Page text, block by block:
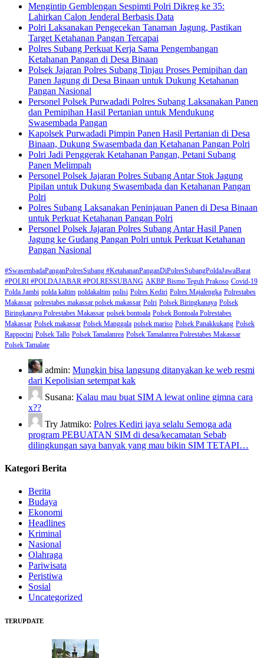
Mengintip Gemblengan Sespimti Polri Dikreg ke 35:
Lahirkan Calon Jenderal Berbasis Data
Polri Laksanakan Pengecekan Tanaman Jagung, Pastikan
Target Ketahanan Pangan Tercapai
Polres Subang Perkuat Kerja Sama Pengembangan
Ketahanan Pangan di Desa Binaan
Polsek Jajaran Polres Subang Tinjau Proses Pemipihan dan
Panen Jagung di Desa Binaan untuk Dukung Ketahanan
Pangan Nasional
Personel Polsek Purwadadi Polres Subang Laksanakan Panen
dan Pemipihan Hasil Pertanian untuk Mendukung
Swasembada Pangan
Kapolsek Purwadadi Pimpin Panen Hasil Pertanian di Desa
Binaan, Dukung Swasembada dan Ketahanan Pangan Polri
Polri Jadi Penggerak Ketahanan Pangan, Petani Subang
Panen Melimpah
Personel Polsek Jajaran Polres Subang Antar Stok Jagung
Pipilan untuk Dukung Swasembada dan Ketahanan Pangan
Polri
Polres Subang Laksanakan Peninjauan Panen di Desa Binaan
untuk Perkuat Ketahanan Pangan Polri
Personel Polsek Jajaran Polres Subang Antar Hasil Panen
Jagung ke Gudang Pangan Polri untuk Perkuat Ketahanan
Pangan Nasional
#SwasembadaPanganPolresSubang #KetahananPanganDiPolresSubangPoldaJawaBarat
#POLRI #POLDAJABAR #POLRESSUBANG AKBP Bismo Teguh Prakoso Covid-19
Polda Jambi polda kaltim poldakaltim polisi Polres Kediri Polres Majalengka Polrestabes
Makassar polrestabes makassar polsek makassar Polri Polsek Biringkanaya Polsek
Biringkanaya Polrestabes Makassar polsek bontoala Polsek Bontoala Polrestabes
Makassar Polsek makassar Polsek Manggala polsek mariso Polsek Panakkukang Polsek
Rappocini Polsek Tallo Polsek Tamalanrea Polsek Tamalanrea Polrestabes Makassar
Polsek Tamalate
admin: Mungkin bisa langsung ditanyakan ke web resmi
dari Kepolisian setempat kak
Susana: Kalau mau buat SIM A lewat online gimna cara
x??
Try Jatmiko: Polres Kediri jaya selalu Semoga ada
program PEBUATAN SIM di desa/kecamatan Sebab
dilingkungan saya banyak yang mau bikin SIM TETAPI…
Kategori Berita
Berita
Budaya
Ekonomi
Headlines
Kriminal
Nasional
Olahraga
Pariwisata
Peristiwa
Sosial
Uncategorized
TERUPDATE